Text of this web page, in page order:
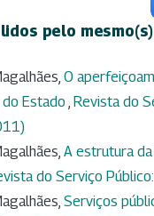
pelo
O
Estado , Revista do
A estrutura
do Serviço
Serviços